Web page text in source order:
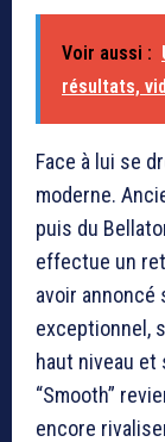
Voir aussi :
résultats,
Face à lui se
moderne.
puis du
effectue un
avoir annoncé
exceptionnel,
haut niveau
“Smooth”
encore